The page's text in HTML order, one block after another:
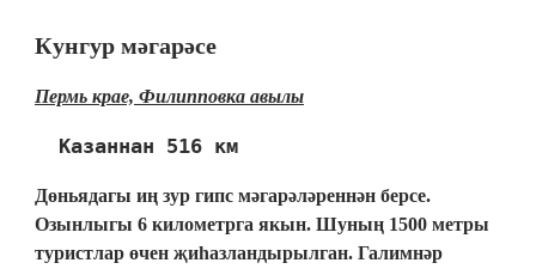
Кунгур мәгарәсе
Пермь крае, Филипповка авылы
Казаннан 516 км
Дөньядагы иң зур гипс мәгарәләреннән берсе.
Озынлыгы 6 километрга якын. Шуның 1500 метры
туристлар өчен җиһазландырылган. Галимнәр